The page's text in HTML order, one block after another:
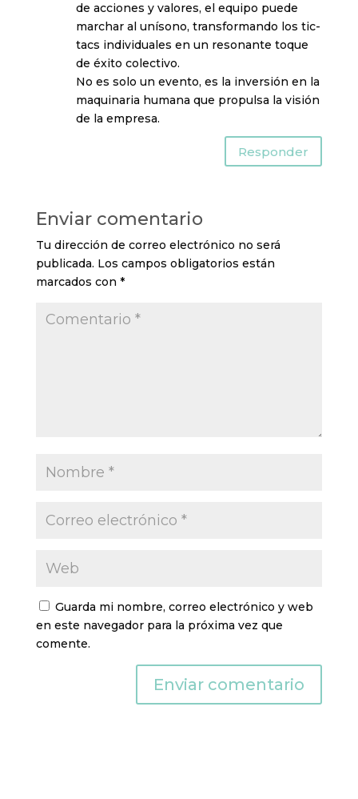
de acciones y valores, el equipo puede
marchar al unísono, transformando los tic-
tacs individuales en un resonante toque
de éxito colectivo.
No es solo un evento, es la inversión en la
maquinaria humana que propulsa la visión
de la empresa.
Responder
Enviar comentario
Tu dirección de correo electrónico no será
publicada. Los campos obligatorios están
marcados con *
Guarda mi nombre, correo electrónico y web
en este navegador para la próxima vez que
comente.